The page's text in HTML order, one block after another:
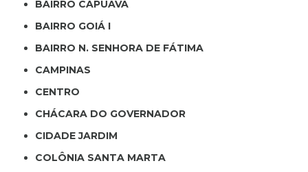
BAIRRO CAPUAVA
BAIRRO GOIÁ I
BAIRRO N. SENHORA DE FÁTIMA
CAMPINAS
CENTRO
CHÁCARA DO GOVERNADOR
CIDADE JARDIM
COLÔNIA SANTA MARTA